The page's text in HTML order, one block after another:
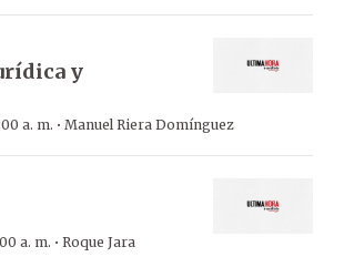
y
a. m. · Manuel Riera Domínguez
a. m. · Roque Jara